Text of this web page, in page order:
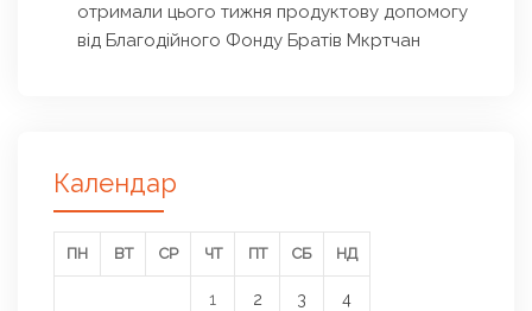
отримали цього тижня продуктову допомогу
від Благодійного Фонду Братів Мкртчан
Календар
ПН ВТ СР ЧТ ПТ СБ НД
1 2 3 4